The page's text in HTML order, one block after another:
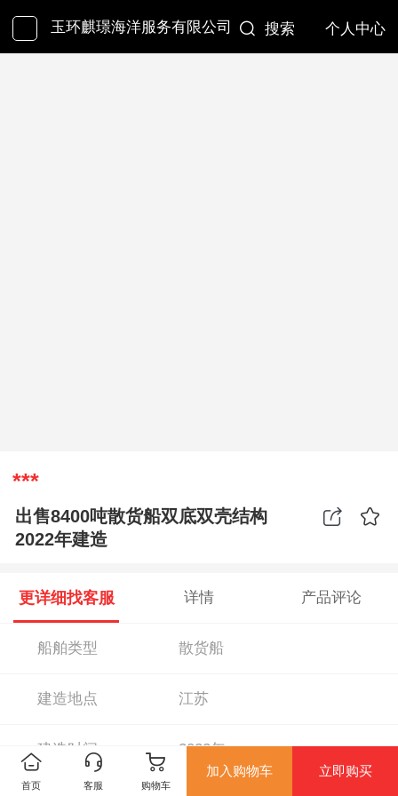
玉环麒璟海洋服务有限公司 搜索 个人中心
***
出售8400吨散货船双底双壳结构
2022年建造
更详细找客服 详情 产品评论
船舶类型 散货船
建造地点 江苏
建造时间 2022年
首页 客服 购物车
加入购物车 立即购买